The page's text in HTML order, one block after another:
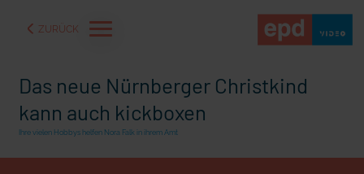
ZURÜCK
Das neue Nürnberger Christkind
kann auch kickboxen
Ihre vielen Hobbys helfen Nora Falk in ihrem Amt